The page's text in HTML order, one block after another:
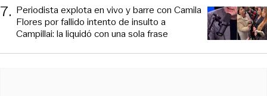
7. Periodista explota en vivo y barre con Camila
Flores por fallido intento de insulto a
Campillai: la liquidó con una sola frase